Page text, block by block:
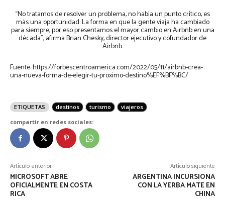
“No tratamos de resolver un problema, no había un punto crítico, es
más una oportunidad. La forma en que la gente viaja ha cambiado
para siempre, por eso presentamos el mayor cambio en Airbnb en una
década”, afirma Brian Chesky, director ejecutivo y cofundador de
Airbnb.
Fuente: https://forbescentroamerica.com/2022/05/11/airbnb-crea-
una-nueva-forma-de-elegir-tu-proximo-destino%EF%BF%BC/
ETIQUETAS destinos turismo
viajeros
compartir en redes sociales:
Artículo anterior
MICROSOFT ABRE
OFICIALMENTE EN COSTA
RICA
Artículo siguiente
ARGENTINA INCURSIONA
CON LA YERBA MATE EN
CHINA